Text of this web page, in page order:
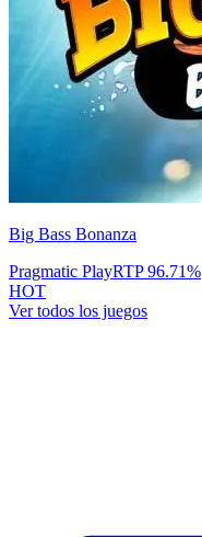
Big Bass Bonanza
Pragmatic PlayRTP96.71%
HOT
Ver todos los juegos